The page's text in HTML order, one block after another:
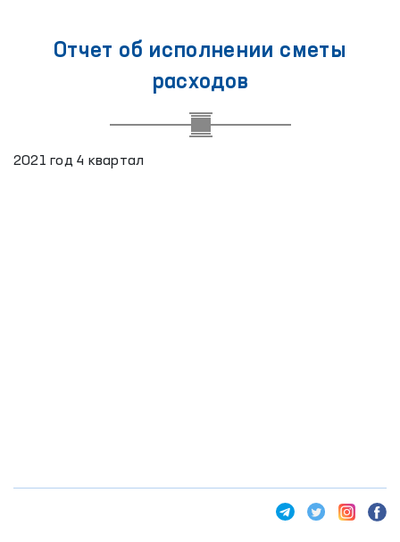
Отчет об исполнении сметы
расходов
2021 год 4 квартал